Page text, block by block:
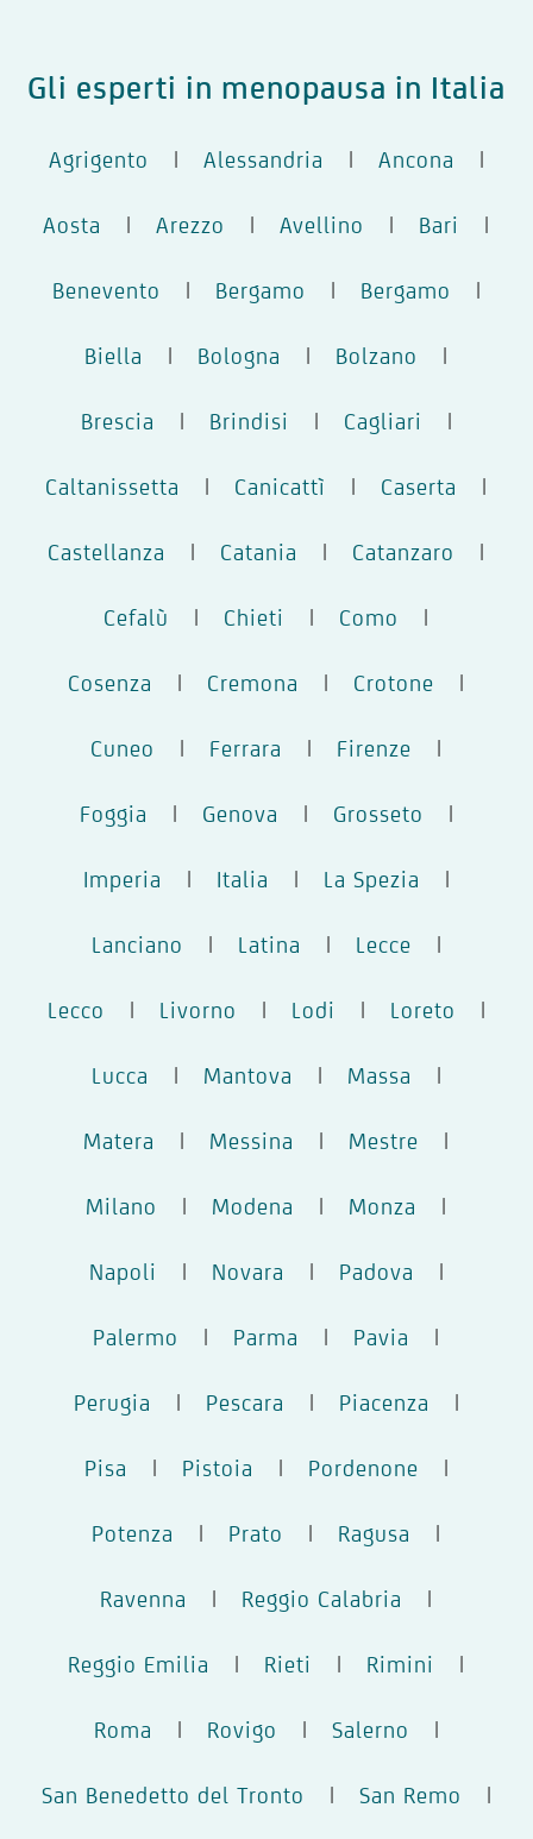
Gli esperti in menopausa in Italia
Agrigento | Alessandria | Ancona |
Aosta | Arezzo | Avellino | Bari |
Benevento | Bergamo | Bergamo |
Biella | Bologna | Bolzano |
Brescia | Brindisi | Cagliari |
Caltanissetta | Canicattì | Caserta |
Castellanza | Catania | Catanzaro |
Cefalù | Chieti | Como |
Cosenza | Cremona | Crotone |
Cuneo | Ferrara | Firenze |
Foggia | Genova | Grosseto |
Imperia | Italia | La Spezia |
Lanciano | Latina | Lecce |
Lecco | Livorno | Lodi | Loreto |
Lucca | Mantova | Massa |
Matera | Messina | Mestre |
Milano | Modena | Monza |
Napoli | Novara | Padova |
Palermo | Parma | Pavia |
Perugia | Pescara | Piacenza |
Pisa | Pistoia | Pordenone |
Potenza | Prato | Ragusa |
Ravenna | Reggio Calabria |
Reggio Emilia | Rieti | Rimini |
Roma | Rovigo | Salerno |
San Benedetto del Tronto | San Remo |